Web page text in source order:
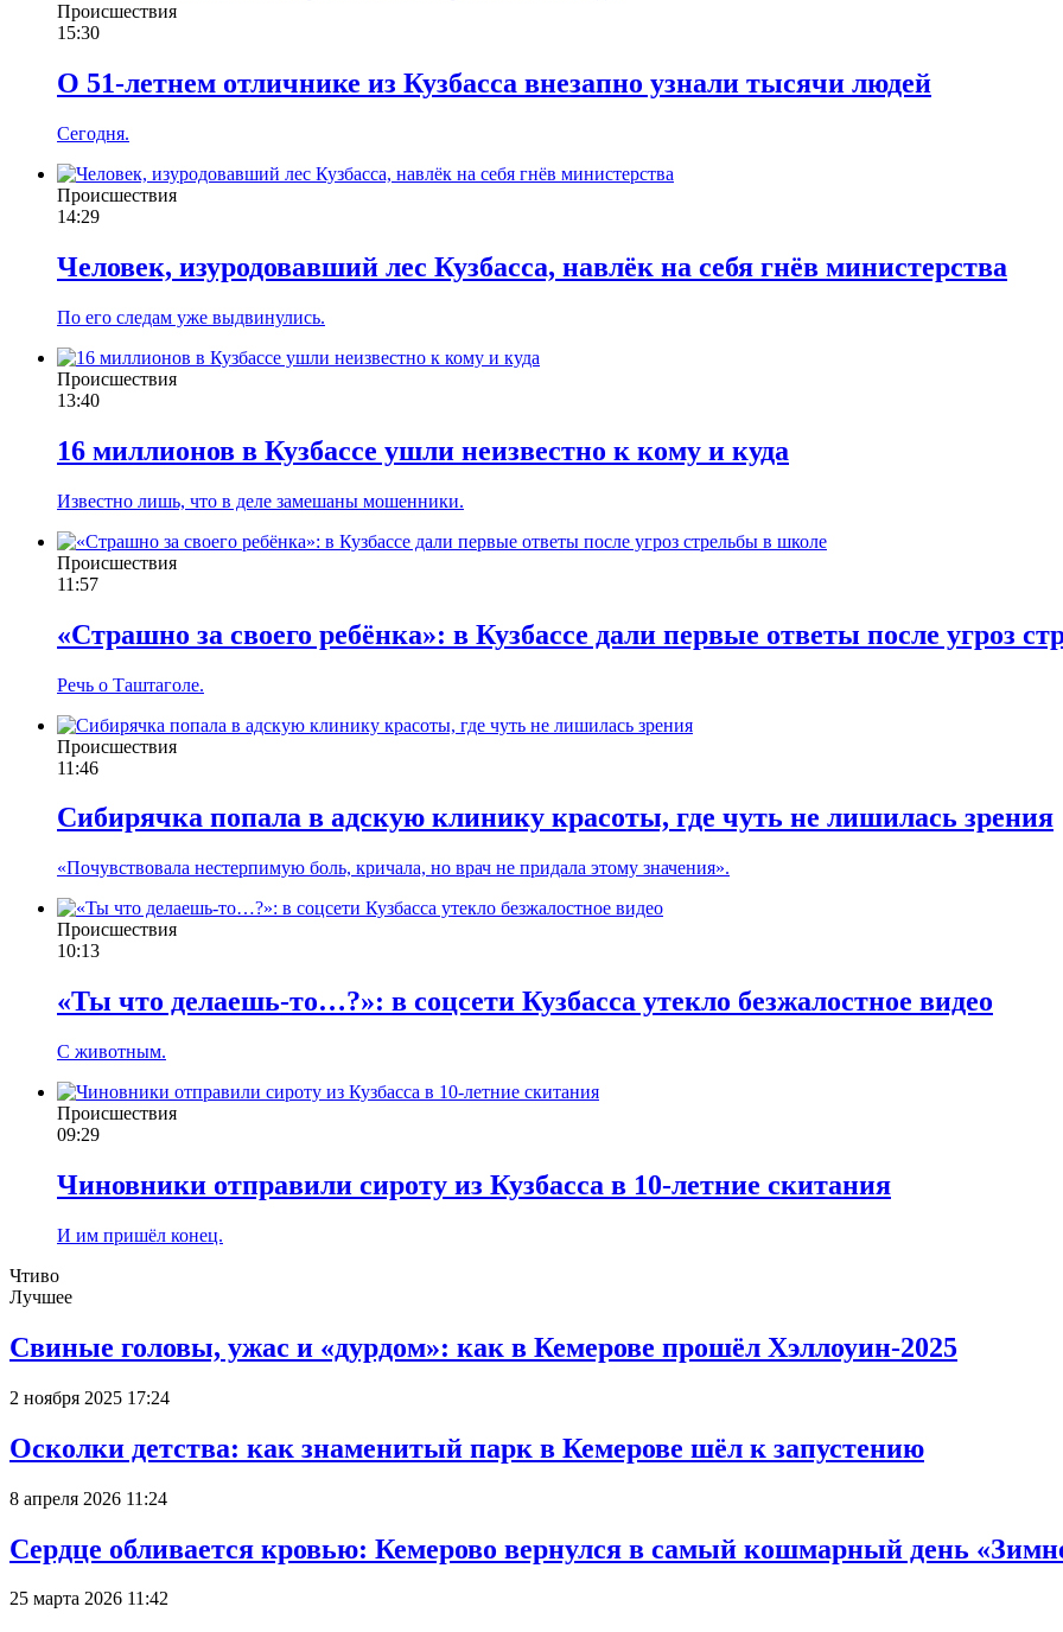
Происшествия
15:30
О 51-летнем отличнике из Кузбасса внезапно узнали тысячи людей
Сегодня.
Происшествия
14:29
Человек, изуродовавший лес Кузбасса, навлёк на себя гнёв министерства
По его следам уже выдвинулись.
Происшествия
13:40
16 миллионов в Кузбассе ушли неизвестно к кому и куда
Известно лишь, что в деле замешаны мошенники.
Происшествия
11:57
«Страшно за своего ребёнка»: в Кузбассе дали первые ответы после угроз
Речь о Таштаголе.
Происшествия
11:46
Сибирячка попала в адскую клинику красоты, где чуть не лишилась зрения
«Почувствовала нестерпимую боль, кричала, но врач не придала этому значения».
Происшествия
10:13
«Ты что делаешь-то…?»: в соцсети Кузбасса утекло безжалостное видео
С животным.
Происшествия
09:29
Чиновники отправили сироту из Кузбасса в 10-летние скитания
И им пришёл конец.
Чтиво
Лучшее
Свиные головы, ужас и «дурдом»: как в Кемерове прошёл Хэллоуин-2025
2 ноября 2025 17:24
Осколки детства: как знаменитый парк в Кемерове шёл к запустению
8 апреля 2026 11:24
Сердце обливается кровью: Кемерово вернулся в самый кошмарный день
25 марта 2026 11:42